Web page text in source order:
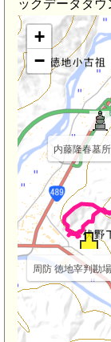
ックデータダウ
内藤隆春墓
周防 徳地宰判勘
+
−